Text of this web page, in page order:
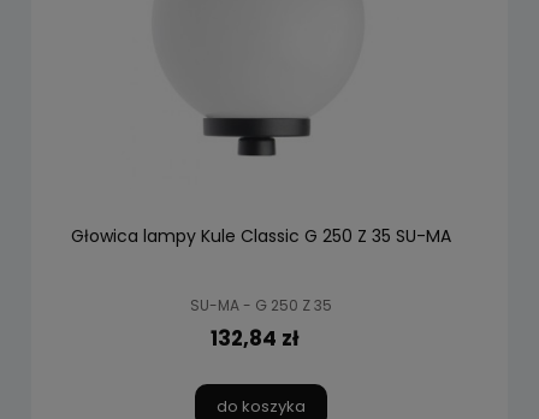
Głowica lampy Kule Classic G 250 Z 35 SU-MA
SU-MA - G 250 Z 35
132,84 zł
do koszyka